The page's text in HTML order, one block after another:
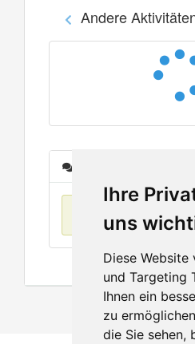
Ihre
uns
Diese
und Targeting
Ihnen ein
zu
die Sie sehen,
Andere
Keine Einträge